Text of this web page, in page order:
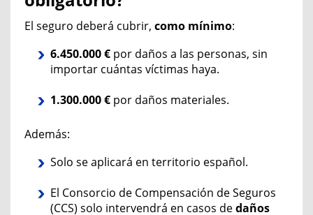
El seguro deberá cubrir, como mínimo:
6.450.000 € por daños a las personas, sin
importar cuántas víctimas haya.
1.300.000 € por daños materiales.
Además:
Solo se aplicará en territorio español.
El Consorcio de Compensación de Seguros
(CCS) solo intervendrá en casos dedaños